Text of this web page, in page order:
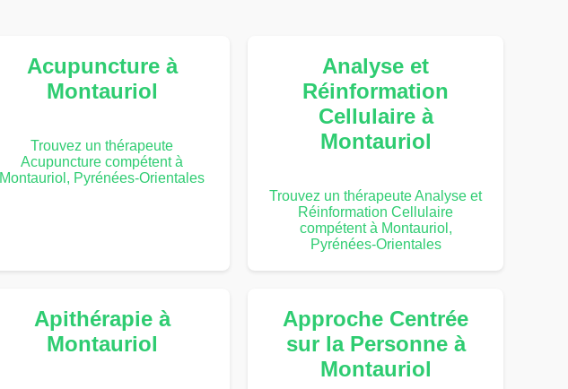
Acupuncture à
Montauriol
Trouvez un thérapeute
Acupuncture compétent à
Montauriol, Pyrénées-Orientales
Analyse et
Réinformation
Cellulaire à
Montauriol
Trouvez un thérapeute Analyse et
Réinformation Cellulaire
compétent à Montauriol,
Pyrénées-Orientales
Apithérapie à
Montauriol
Approche Centrée
sur la Personne à
Montauriol